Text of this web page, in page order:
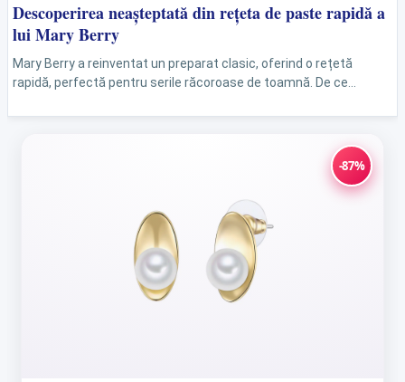
Descoperirea neașteptată din rețeta de paste rapidă a
lui Mary Berry
Mary Berry a reinventat un preparat clasic, oferind o rețetă
rapidă, perfectă pentru serile răcoroase de toamnă. De ce
-87%